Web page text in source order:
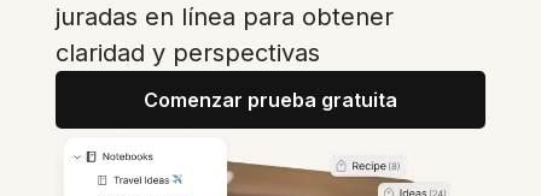
juradas en línea para obtener
claridad y perspectivas
Comenzar prueba gratuita